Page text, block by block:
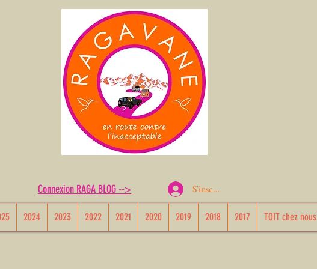
Connexion RAGA BLOG --> S'inscrire ou Se connecter
2024 2023 2022 2021 2020 2019 2018 2017 TOIT chez nous